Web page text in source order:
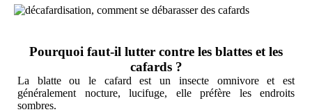
Pourquoi faut-il lutter contre les blattes et les
cafards ?
La blatte ou le cafard est un insecte omnivore et est
généralement nocture, lucifuge, elle préfère les endroits
sombres.